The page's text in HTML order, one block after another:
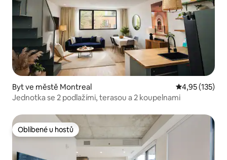
Byt ve městě Montreal Průměrné
4,95 (135)
Jednotka se 2 podlažími, terasou a 2 koupelnami
Oblíbené u hostů
Oblíbené u hostů